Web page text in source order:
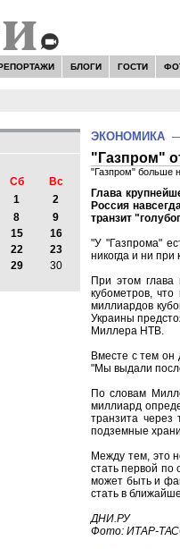
БЛОГИ ГОСТИ
Сб
Вс
1
2
8
9
15
16
22
23
29 30
ЭКОНОМИКА
"Газпром"
"Газпром" больше
Глава
Россия
транзит
"У "Газпрома"
никогда и ни при
При этом глава
кубометров,
миллиардов
Украины
Миллера НТВ.
Вместе с тем он
"Мы выдали
По словам
миллиард
транзита через
подземные
Между тем, это
стать первой по
может быть и
стать в
ДНИ.РУ
Фото: ИТАР-